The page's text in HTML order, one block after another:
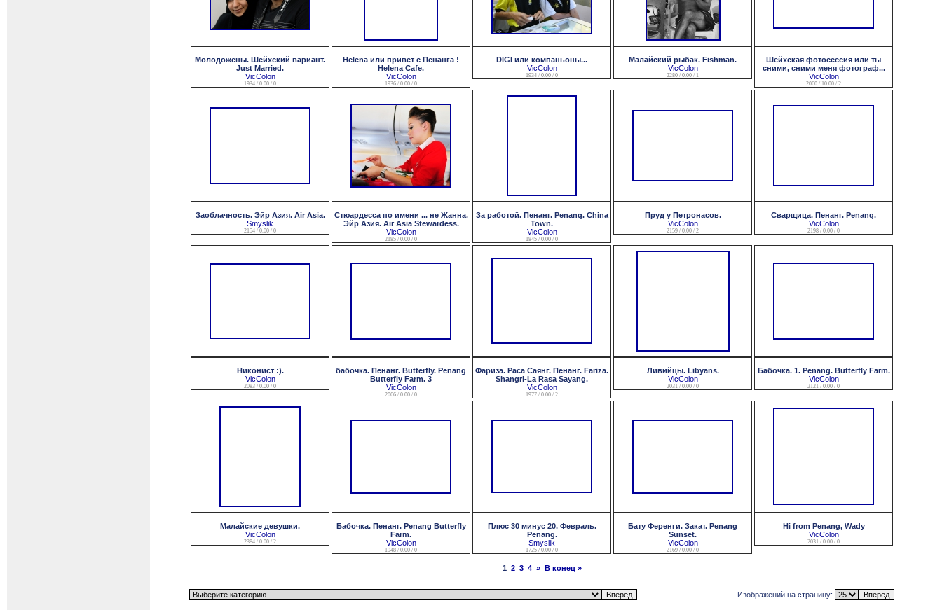
Молодожёны. Шейхский вариант.
Just Married.
VicColon
1934 / 0.00 / 0
Helena или привет с Пенанга !
Helena Cafe.
VicColon
1936 / 0.00 / 0
DIGI или компаньоны...
VicColon
1934 / 0.00 / 0
Малайский рыбак. Fishman.
VicColon
2280 / 0.00 / 1
Шейхская фотосессия или ты
сними, сними меня фотограф...
VicColon
2060 / 10.00 / 2
Заоблачность. Эйр Азия. Air Asia.
Smyslik
2154 / 0.00 / 0
Стюардесса по имени ... не Жанна.
Эйр Азия. Air Asia Stewardess.
VicColon
2185 / 0.00 / 0
За работой. Пенанг. Penang. China
Town.
VicColon
1845 / 0.00 / 0
Пруд у Петронасов.
VicColon
2159 / 0.00 / 2
Сварщица. Пенанг. Penang.
VicColon
2198 / 0.00 / 0
Никонист :).
VicColon
2083 / 0.00 / 0
бабочка. Пенанг. Butterfly. Penang
Butterfly Farm. 3
VicColon
2066 / 0.00 / 0
Фариза. Раса Саянг. Пенанг. Fariza.
Shangri-La Rasa Sayang.
VicColon
1977 / 0.00 / 2
Ливийцы. Libyans.
VicColon
2031 / 0.00 / 0
Бабочка. 1. Penang. Butterfly Farm.
VicColon
2121 / 0.00 / 0
Малайские девушки.
VicColon
2384 / 0.00 / 2
Бабочка. Пенанг. Penang Butterfly
Farm.
VicColon
1948 / 0.00 / 0
Плюс 30 минус 20. Февраль.
Penang.
Smyslik
1725 / 0.00 / 0
Бату Ференги. Закат. Penang
Sunset.
VicColon
2169 / 0.00 / 0
Hi from Penang, Wady
VicColon
2031 / 0.00 / 0
1 2 3 4 » В конец »
Изображений на страницу: